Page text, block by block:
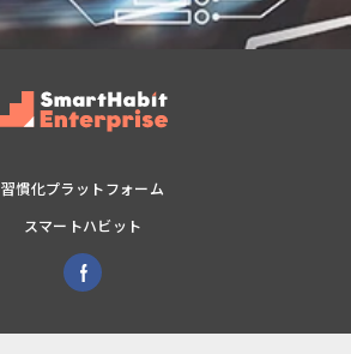
習慣化プラットフォーム
スマートハビット